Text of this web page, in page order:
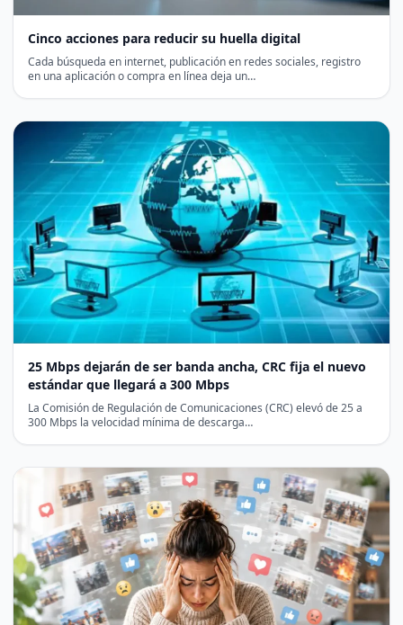
Cinco acciones para reducir su huella digital
Cada búsqueda en internet, publicación en redes sociales, registro
en una aplicación o compra en línea deja un…
25 Mbps dejarán de ser banda ancha, CRC fija el nuevo
estándar que llegará a 300 Mbps
La Comisión de Regulación de Comunicaciones (CRC) elevó de 25 a
300 Mbps la velocidad mínima de descarga…